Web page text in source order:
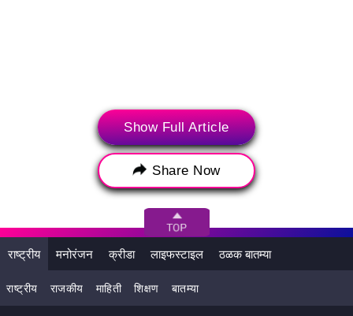
Tags: Holi Holi Colors
How to protect your car from holi colors
Show Full Article
Share Now
राष्ट्रीय मनोरंजन क्रीडा लाइफस्टाइल ठळक बातम्या
राष्ट्रीय राजकीय माहिती शिक्षण बातम्या